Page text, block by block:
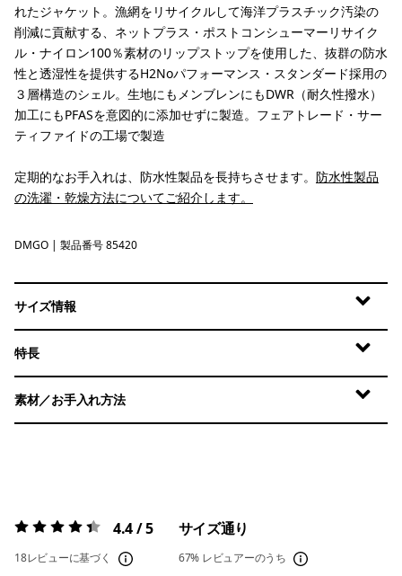
れたジャケット。漁網をリサイクルして海洋プラスチック汚染の
削減に貢献する、ネットプラス・ポストコンシューマーリサイク
ル・ナイロン100％素材のリップストップを使用した、抜群の防水
性と透湿性を提供するH2Noパフォーマンス・スタンダード採用の
３層構造のシェル。生地にもメンブレンにもDWR（耐久性撥水）
加工にもPFASを意図的に添加せずに製造。フェアトレード・サー
ティファイドの工場で製造
定期的なお手入れは、防水性製品を長持ちさせます。 防水性製品
の洗濯・乾燥方法についてご紹介します。
Dried Mango
DMGO | 製品番号 85420
サイズ情報
特長
素材／お手入れ方法
評価:4.4 / 5 4.4 / 5
18レビューに基づく
サイズ通り
67% レビュアーのうち